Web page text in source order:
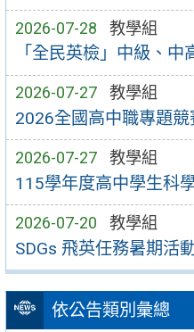
2026-07-28 教學組
「全民英檢」中級、中
2026-07-27 教學組
2026全國高中職專題競
2026-07-27 教學組
115學年度高中學生科
2026-07-20 教學組
SDGs 飛英任務暑期活
依公告類別彙總